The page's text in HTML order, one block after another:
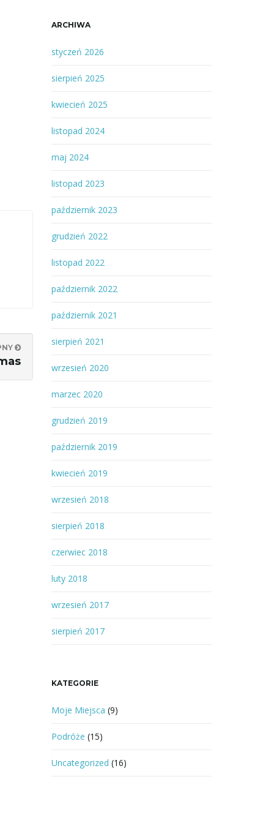
ARCHIWA
styczeń 2026
sierpień 2025
kwiecień 2025
listopad 2024
maj 2024
listopad 2023
październik 2023
grudzień 2022
listopad 2022
październik 2022
październik 2021
sierpień 2021
wrzesień 2020
marzec 2020
grudzień 2019
październik 2019
kwiecień 2019
wrzesień 2018
sierpień 2018
czerwiec 2018
luty 2018
wrzesień 2017
sierpień 2017
KATEGORIE
Moje Miejsca (9)
Podróże (15)
Uncategorized (16)